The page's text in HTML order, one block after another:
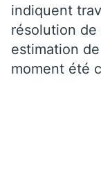
indiquent
résolution
estimation
moment été